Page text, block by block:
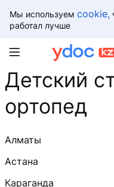
Мы используем cookie,
работал лучше
Детский
ортопед
Алматы
Астана
Караганда